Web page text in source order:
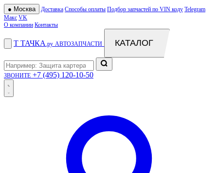
● Москва Доставка Способы оплаты Подбор запчастей по VIN коду Telegram
Макс VK
О компании Контакты
Т ТАЧКА .ру АВТОЗАПЧАСТИ КАТАЛОГ
ЗВОНИТЕ +7 (495) 120-10-50